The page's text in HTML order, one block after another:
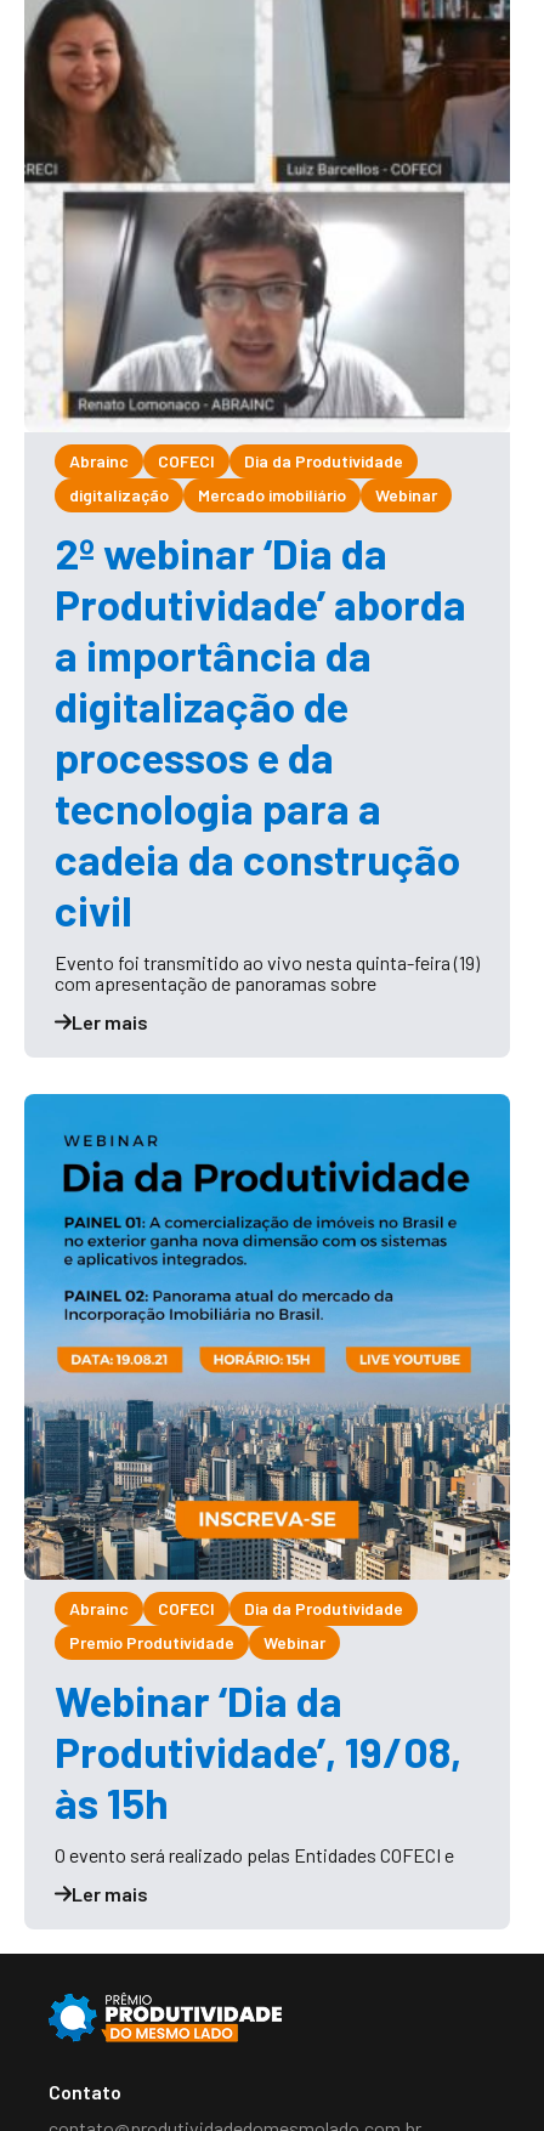
Abrainc COFECI
Dia da Produtividade
digitalização
Mercado imobiliário Webinar
2º webinar ‘Dia da
Produtividade’ aborda
a importância da
digitalização de
processos e da
tecnologia para a
cadeia da construção
civil
Evento foi transmitido ao vivo nesta quinta-feira (19)
com apresentação de panoramas sobre
Ler mais
Abrainc COFECI
Dia da Produtividade
Premio Produtividade
Webinar
Webinar ‘Dia da
Produtividade’, 19/08,
às 15h
O evento será realizado pelas Entidades COFECI e
Ler mais
Contato